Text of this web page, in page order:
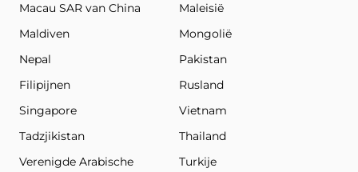
Macau SAR van China
Maleisië
Maldiven
Mongolië
Nepal
Pakistan
Filipijnen
Rusland
Singapore
Vietnam
Tadzjikistan
Thailand
Verenigde Arabische
Turkije